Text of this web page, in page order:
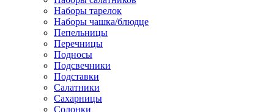
Наборы тарелок
Наборы чашка/блюдце
Пепельницы
Перечницы
Подносы
Подсвечники
Подставки
Салатники
Сахарницы
Солонки